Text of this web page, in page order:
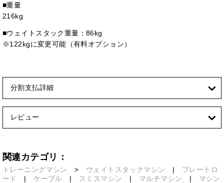
■重量
216kg
■ウェイトスタック重量：86kg
※122kgに変更可能（有料オプション）
分割支払詳細
レビュー
関連カテゴリ：
トレーニングマシン > ウェイトスタックマシン | プレートロ
ード
|ケーブル | スミスマシン | マルチマシン | マシン